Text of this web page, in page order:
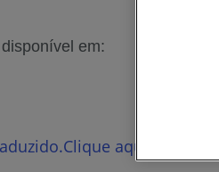
aqui para